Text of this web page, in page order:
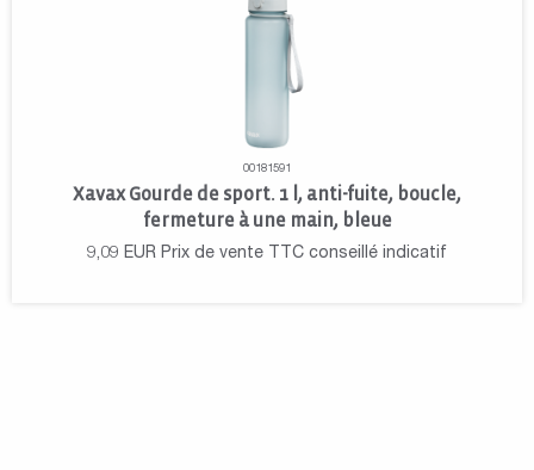
00181591
Xavax Gourde de sport. 1 l, anti-fuite, boucle,
fermeture à une main, bleue
9,09 EUR Prix de vente TTC conseillé indicatif